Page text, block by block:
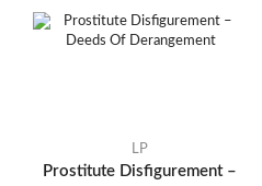
LP
Prostitute Disfigurement –